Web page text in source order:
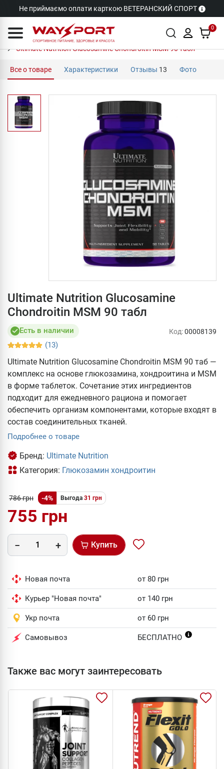
Не приймаємо оплати карткою ВЕТЕРАНСКИЙ СПОРТ
0
Ultimate Nutrition Glucosamine Chondroitin MSM 90 табл
Все о товаре Характеристики Отзывы 13 Фото
Ultimate Nutrition Glucosamine
Chondroitin MSM 90 табл
Есть в наличии
(13)
Код:00008139
Ultimate Nutrition Glucosamine Chondroitin MSM 90 таб —
комплекс на основе глюкозамина, хондроитина и MSM
в форме таблеток. Сочетание этих ингредиентов
подходит для ежедневного рациона и помогает
обеспечить организм компонентами, которые входят в
состав соединительных тканей.
Подробнее о товаре
Бренд: Ultimate Nutrition
Категория: Глюкозамин хондроитин
786 грн -4% Выгода 31 грн
755 грн
Купить
Новая почта от 80 грн
Курьер "Новая почта" от 140 грн
Укр почта от 60 грн
Самовывоз БЕСПЛАТНО
Также вас могут заинтересовать